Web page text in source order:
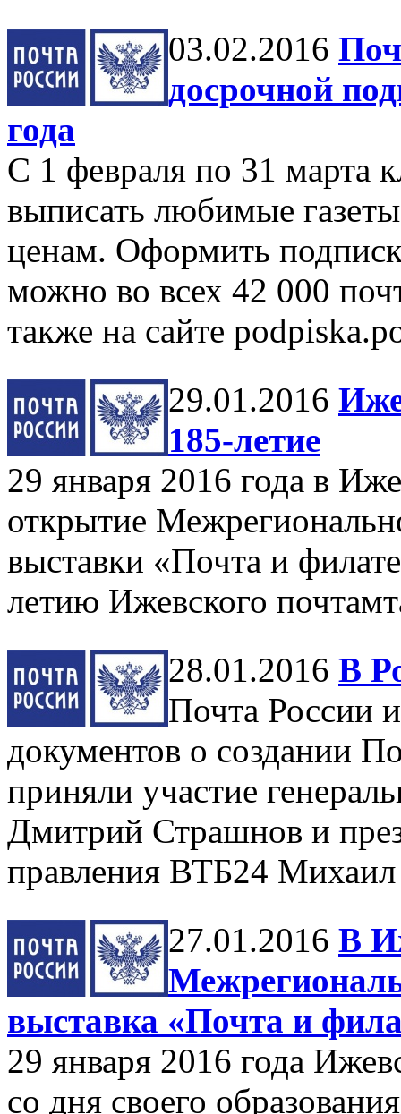
03.02.2016
досрочной
года
С 1 февраля по 31 марта
выписать любимые
ценам. Оформить
можно во всех 42 000
также на сайте
29.01.2016
185-летие
29 января 2016 года в
открытие
выставки «Почта и
летию Ижевского
28.01.2016 В
Почта России
документов о создании
приняли участие
Дмитрий Страшнов и
правления ВТБ24 Михаил
27.01.2016 В
выставка «Почта и
29 января 2016 года
со дня своего